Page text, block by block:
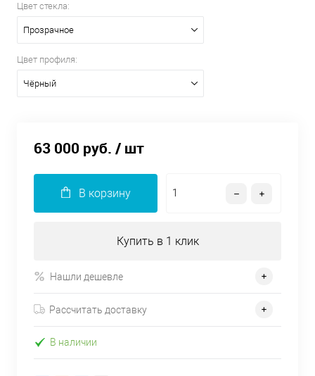
Цвет стекла:
Прозрачное
Цвет профиля:
Чёрный
63 000 руб. / шт
В корзину
Купить в 1 клик
Нашли дешевле
Рассчитать доставку
В наличии